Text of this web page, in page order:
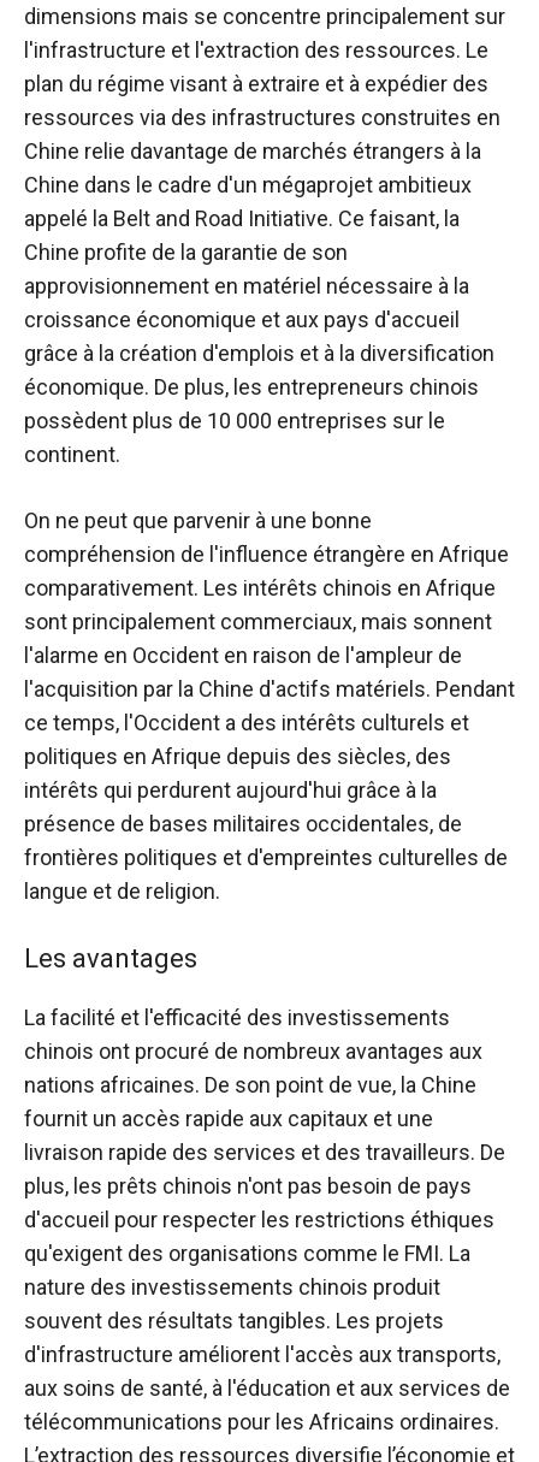
dimensions mais se concentre principalement sur
l'infrastructure et l'extraction des ressources. Le
plan du régime visant à extraire et à expédier des
ressources via des infrastructures construites en
Chine relie davantage de marchés étrangers à la
Chine dans le cadre d'un mégaprojet ambitieux
appelé la Belt and Road Initiative. Ce faisant, la
Chine profite de la garantie de son
approvisionnement en matériel nécessaire à la
croissance économique et aux pays d'accueil
grâce à la création d'emplois et à la diversification
économique. De plus, les entrepreneurs chinois
possèdent plus de 10 000 entreprises sur le
continent.
On ne peut que parvenir à une bonne
compréhension de l'influence étrangère en Afrique
comparativement. Les intérêts chinois en Afrique
sont principalement commerciaux, mais sonnent
l'alarme en Occident en raison de l'ampleur de
l'acquisition par la Chine d'actifs matériels. Pendant
ce temps, l'Occident a des intérêts culturels et
politiques en Afrique depuis des siècles, des
intérêts qui perdurent aujourd'hui grâce à la
présence de bases militaires occidentales, de
frontières politiques et d'empreintes culturelles de
langue et de religion.
Les avantages
La facilité et l'efficacité des investissements
chinois ont procuré de nombreux avantages aux
nations africaines. De son point de vue, la Chine
fournit un accès rapide aux capitaux et une
livraison rapide des services et des travailleurs. De
plus, les prêts chinois n'ont pas besoin de pays
d'accueil pour respecter les restrictions éthiques
qu'exigent des organisations comme le FMI. La
nature des investissements chinois produit
souvent des résultats tangibles. Les projets
d'infrastructure améliorent l'accès aux transports,
aux soins de santé, à l'éducation et aux services de
télécommunications pour les Africains ordinaires.
L’extraction des ressources diversifie l’économie et